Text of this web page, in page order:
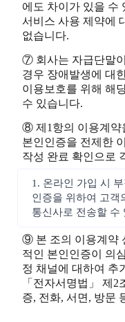
에도 차이가 있을 수
서비스 사용 제약에
없습니다.
⑦ 회사는 자급단말
경우 장애발생에 대
이용보호를 위해 해
수 있습니다.
⑧ 제1항의 이용계약
본인인증을 전제한
작성 완료 확인으로
1. 온라인 가입 시
인증을 위하여 고객
통신사로 전송할 수
⑨ 본 조의 이용계약
적인 본인인증이 의
정 채널에 대하여 추
「전자서명법」 제
증, 전화, 서면, 방문